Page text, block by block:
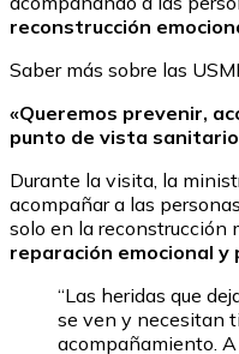
reconstrucción
Saber más sobre las
«Queremos prevenir,
punto de vista sanitario
Durante la visita, la
acompañar a las
solo en la reconstrucción
reparación emocional y
“Las heridas que
se ven y necesitan
acompañamiento.